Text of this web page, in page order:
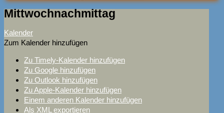
Mittwochnachmittag
Kalender
Zum Kalender hinzufügen
Zu Timely-Kalender hinzufügen
Zu Google hinzufügen
Zu Outlook hinzufügen
Zu Apple-Kalender hinzufügen
Einem anderen Kalender hinzufügen
Als XML exportieren